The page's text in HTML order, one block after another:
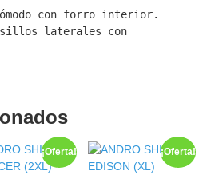
con forro interior.
laterales con
¡Oferta! ¡Oferta!